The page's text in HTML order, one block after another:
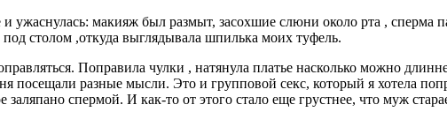
ужаснулась: макияж был размыт, засохшие слюни около рта ,
столом ,откуда выглядывала шпилька моих туфель.
Поправила чулки , натянула платье насколько можно
посещали разные мысли. Это и групповой секс, который я хотела
заляпано спермой. И как-то от этого стало еще грустнее, что муж